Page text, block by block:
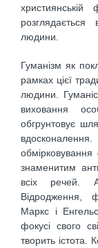
християнській
людини.
Гуманізм як
рамках цієї
людини.
виховання
обгрунтовує
знаменитим
всіх речей.
Відродження,
Маркс і
фокусі свого
творить істота.